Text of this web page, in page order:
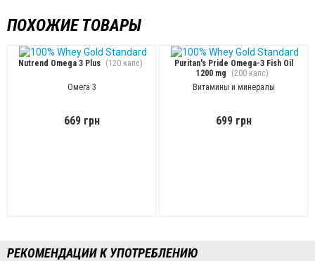
ПОХОЖИЕ ТОВАРЫ
Nutrend Omega 3 Plus (120 капс)
Омега 3
669 грн
Puritan's Pride Omega-3 Fish Oil
1200 mg
(200 капс)
Витамины и минералы
699 грн
РЕКОМЕНДАЦИИ К УПОТРЕБЛЕНИЮ